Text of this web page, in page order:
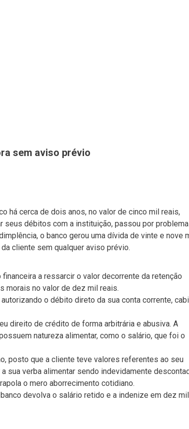
sem aviso prévio
há cerca de dois anos, no valor de cinco mil reais,
seus débitos com a instituição, passou por
o banco gerou uma dívida de vinte e nove
cliente sem qualquer aviso prévio.
a ressarcir o valor decorrente da retenção
morais no valor de dez mil reais.
o débito direto da sua conta corrente,
direito de crédito de forma arbitrária e abusiva. A
natureza alimentar, como o salário, que foi o
posto que a cliente teve valores referentes ao seu
sua verba alimentar sendo indevidamente
o mero aborrecimento cotidiano.
devolva o salário retido e a indenize em dez mil